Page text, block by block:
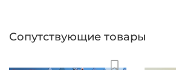
Сопутствующие товары